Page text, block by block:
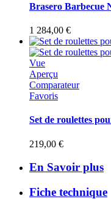
Brasero Barbecue
1 284,00 €
Vue
Aperçu
Comparateur
Favoris
Set de roulettes
219,00 €
En Savoir plus
Fiche technique